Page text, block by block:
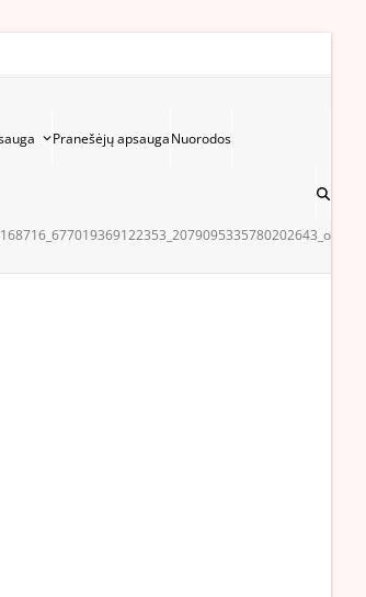
Pranešėjų apsaugaNuorodos